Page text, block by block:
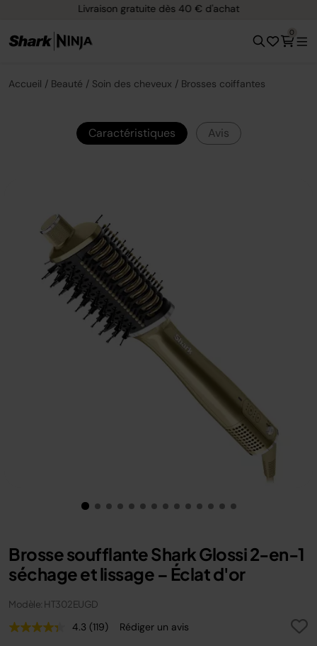
Livraison gratuite dès 40 € d'achat
0
Accueil Beauté Soin des cheveux Brosses coiffantes
Caractéristiques Avis
Brosse soufflante Shark Glossi 2-en-1
séchage et lissage – Éclat d'or
Modèle: HT302EUGD
4.3 Lire
(119) Rédiger un avis